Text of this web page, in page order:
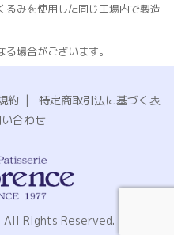
みを使用した同じ工場内で製造
場合がございます。
約 | 特定商取引法に基づく表
合わせ
Rights Reserved.